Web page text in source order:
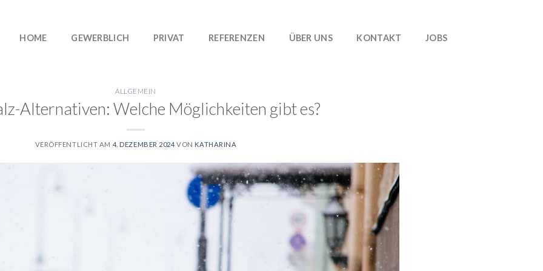
HOME GEWERBLICH PRIVAT REFERENZEN ÜBER UNS KONTAKT JOBS
ALLGEMEIN
Alternativen: Welche Möglichkeiten gibt es?
VERÖFFENTLICHT AM 4. DEZEMBER 2024 VON KATHARINA